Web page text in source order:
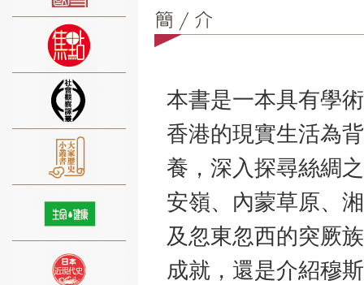
本書是一本具有學
香港的現實生活為
養，深入探尋絲綢
安嶺、內蒙草原、
及忽東忽西的突厥
成就，還是介紹穆